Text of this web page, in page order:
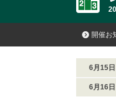
開催お
6月15日
6月16日